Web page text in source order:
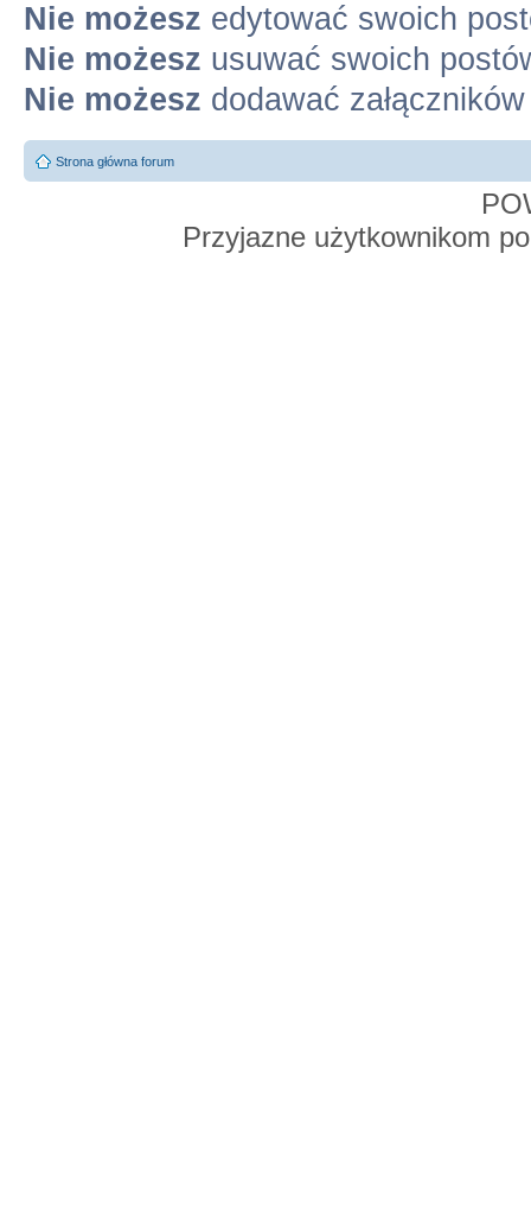
Nie możesz edytować swoich
Nie możesz usuwać swoich
Nie możesz dodawać załączników
Strona główna forum
Przyjazne użytkownikom